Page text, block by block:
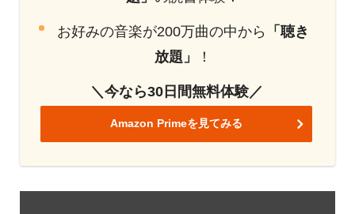
お好みの音楽が200万曲の中から
「聴き
放題」
！
＼今なら30日間無料体験／
Amazon Primeを見てみる